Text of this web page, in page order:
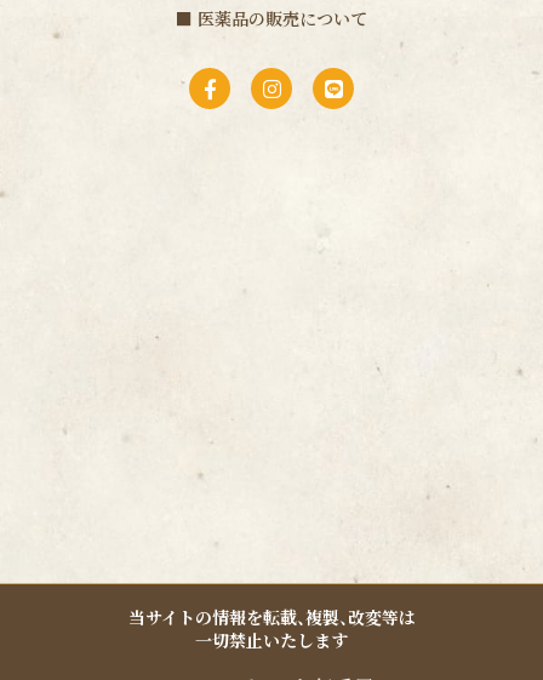
■ 医薬品の販売について
F
a
c
I
n
s
L
i
n
当サイトの情報を転載、複製、改変等は
一切禁止いたします